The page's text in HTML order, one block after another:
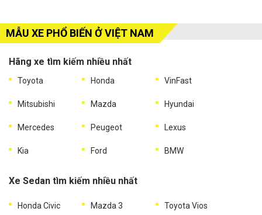
MẪU XE PHỔ BIẾN Ở VIỆT NAM
Hãng xe tìm kiếm nhiều nhất
Toyota Honda VinFast
Mitsubishi Mazda Hyundai
Mercedes Peugeot Lexus
Kia Ford BMW
Xe Sedan tìm kiếm nhiều nhất
Honda Civic Mazda 3 Toyota Vios